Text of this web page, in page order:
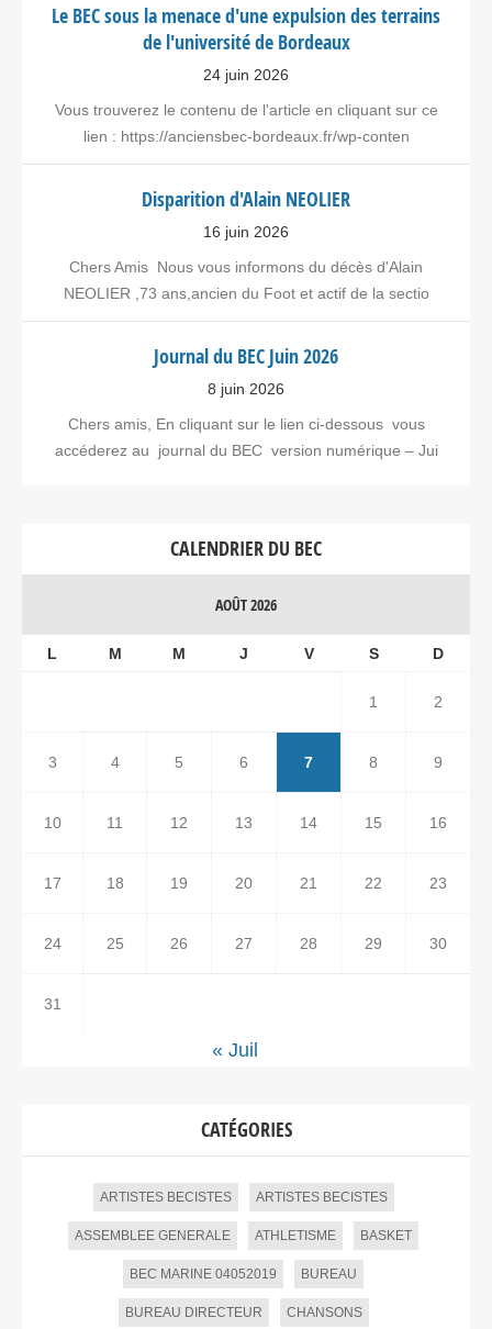
Le BEC sous la menace d'une expulsion des terrains
de l'université de Bordeaux
24 juin 2026
Vous trouverez le contenu de l'article en cliquant sur ce
lien : https://anciensbec-bordeaux.fr/wp-conten
Disparition d'Alain NEOLIER
16 juin 2026
Chers Amis Nous vous informons du décès d'Alain
NEOLIER ,73 ans,ancien du Foot et actif de la sectio
Journal du BEC Juin 2026
8 juin 2026
Chers amis, En cliquant sur le lien ci-dessous vous
accéderez au journal du BEC version numérique – Jui
CALENDRIER DU BEC
AOÛT 2026
L M M J V S D
1 2
3 4 5 6 7 8 9
10 11 12 13 14 15 16
17 18 19 20 21 22 23
24 25 26 27 28 29 30
31
« Juil
CATÉGORIES
ARTISTES BECISTES ARTISTES BECISTES
ASSEMBLEE GENERALE ATHLETISME BASKET
BEC MARINE 04052019 BUREAU
BUREAU DIRECTEUR CHANSONS